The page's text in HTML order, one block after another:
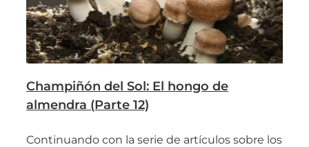
Champiñón del Sol: El hongo de
almendra (Parte 12)
Continuando con la serie de artículos sobre los